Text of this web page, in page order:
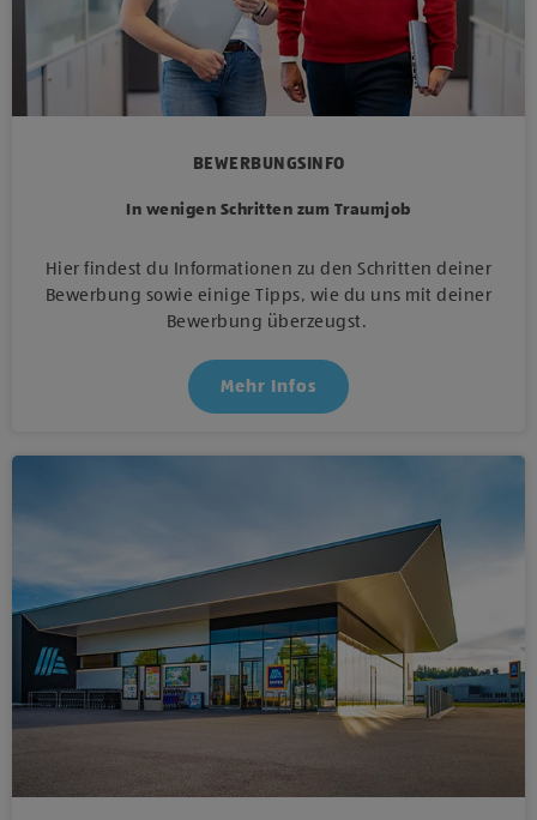
BEWERBUNGSINFO
In wenigen Schritten zum Traumjob
Hier findest du Informationen zu den Schritten deiner
Bewerbung sowie einige Tipps, wie du uns mit deiner
Bewerbung überzeugst.
Mehr Infos